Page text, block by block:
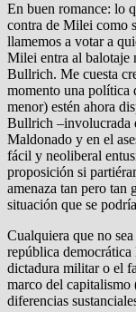
En buen romance: lo
contra de Milei como
llamemos a votar a
Milei entra al balotaje
Bullrich. Me cuesta
momento una política
menor) estén ahora
Bullrich –involucrada
Maldonado y en el
fácil y neoliberal
proposición si
amenaza tan pero tan
situación que se
Cualquiera que no
república
dictadura militar o el
marco del capitalismo
diferencias